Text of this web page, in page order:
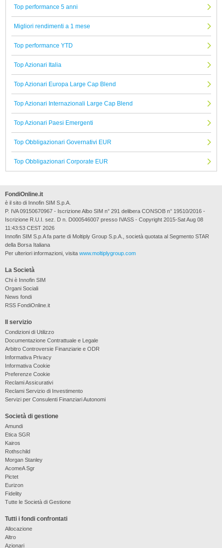
Top performance 5 anni
Migliori rendimenti a 1 mese
Top performance YTD
Top Azionari Italia
Top Azionari Europa Large Cap Blend
Top Azionari Internazionali Large Cap Blend
Top Azionari Paesi Emergenti
Top Obbligazionari Governativi EUR
Top Obbligazionari Corporate EUR
La Società
Chi è Innofin SIM
Organi Sociali
News fondi
RSS FondiOnline.it
Il servizio
Condizioni di Utilizzo
Documentazione Contrattuale e Legale
Arbitro Controversie Finanziarie e ODR
Informativa Privacy
Informativa Cookie
Preferenze Cookie
Reclami Assicurativi
Reclami Servizio di Investimento
Servizi per Consulenti Finanziari Autonomi
Società di gestione
Amundi
Etica SGR
Kairos
Rothschild
Morgan Stanley
AcomeA Sgr
Pictet
Eurizon
Fidelity
Tutte le Società di Gestione
Tutti i fondi confrontati
Allocazione
Altro
Azionari
FondiOnline.it
è il sito di Innofin SIM S.p.A.
P. IVA 09150670967 - Iscrizione Albo SIM n° 291 delibera CONSOB n° 19510/2016 -
Iscrizione R.U.I. sez. D n. D000546007 presso IVASS - Copyright 2015-Sat Aug 08
11:43:53 CEST 2026
Innofin SIM S.p.A fa parte di Moltiply Group S.p.A., società quotata al Segmento STAR
della Borsa Italiana
Per ulteriori informazioni, visita www.moltiplygroup.com